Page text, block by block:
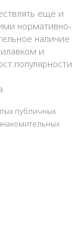
ещё и
нормативно-
наличие
и
популярности
публичных